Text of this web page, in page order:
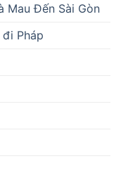
Mau Đến Sài Gòn
Pháp